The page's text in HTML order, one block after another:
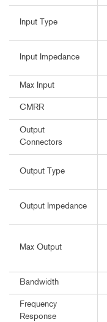
Input Type
Input Impedance
Max Input
CMRR
Output
Connectors
Output Type
Output Impedance
Max Output
Bandwidth
Frequency
Response